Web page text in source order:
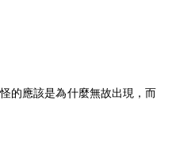
的應該是為什麼無故出現，而